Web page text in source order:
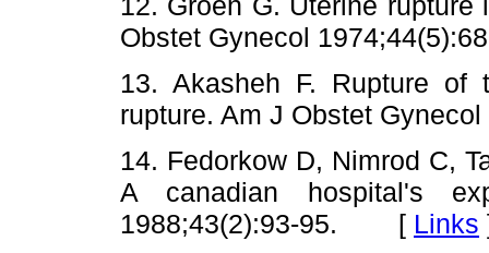
Obstet Gynecol
13. Akasheh F. Rupture
rupture. Am J Obstet
14. Fedorkow D, Nimrod C,
A canadian hospital's
1988;43(2):93-95. [ Links